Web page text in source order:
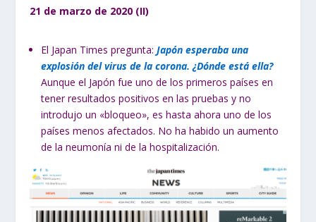
21 de marzo de 2020 (II)
El Japan Times pregunta:Japón esperaba una
explosión del virus de la corona. ¿Dónde está ella?
Aunque el Japón fue uno de los primeros países en
tener resultados positivos en las pruebas y no
introdujo un «bloqueo», es hasta ahora uno de los
países menos afectados. No ha habido un aumento
de la neumonía ni de la hospitalización.